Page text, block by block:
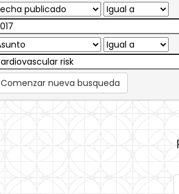
Comenzar nueva busqueda